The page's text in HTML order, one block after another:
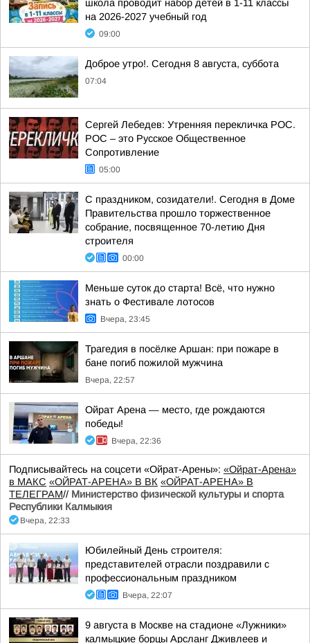
школа проводит набор детей в 1-11 классы
на 2026-2027 учебный год
09:00
Доброе утро!. Сегодня 8 августа, суббота
07:04
Сергей Лебедев: Утренняя перекличка РОС.
РОС – это Русское Общественное
Сопротивление
05:00
С праздником, созидатели!. Сегодня в Доме
Правительства прошло торжественное
собрание, посвященное 70-летию Дня
строителя
00:00
Меньше суток до старта! Всё, что нужно
знать о Фестивале лотосов
Вчера, 23:45
Трагедия в посёлке Аршан: при пожаре в
бане погиб пожилой мужчина
Вчера, 22:57
Ойрат Арена — место, где рождаются
победы!
Вчера, 22:36
Подписывайтесь на соцсети «Ойрат-Арены»: «Ойрат-Арена»
в МАКС «ОЙРАТ-АРЕНА» В ВК «ОЙРАТ-АРЕНА» В
ТЕЛЕГРАМ// Министерство физической культуры и спорта
Республики Калмыкия
Вчера, 22:33
Юбилейный День строителя:
представителей отрасли поздравили с
профессиональным праздником
Вчера, 22:07
9 августа в Москве на стадионе «Лужники»
калмыцкие борцы Арсланг Дживлеев и